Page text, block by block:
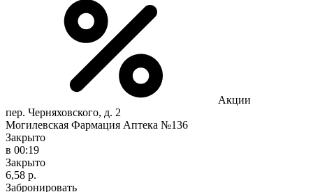
Акции
пер. Черняховского, д. 2
Могилевская Фармация Аптека №136
Закрыто
в 00:19
Закрыто
6,58 р.
Забронировать